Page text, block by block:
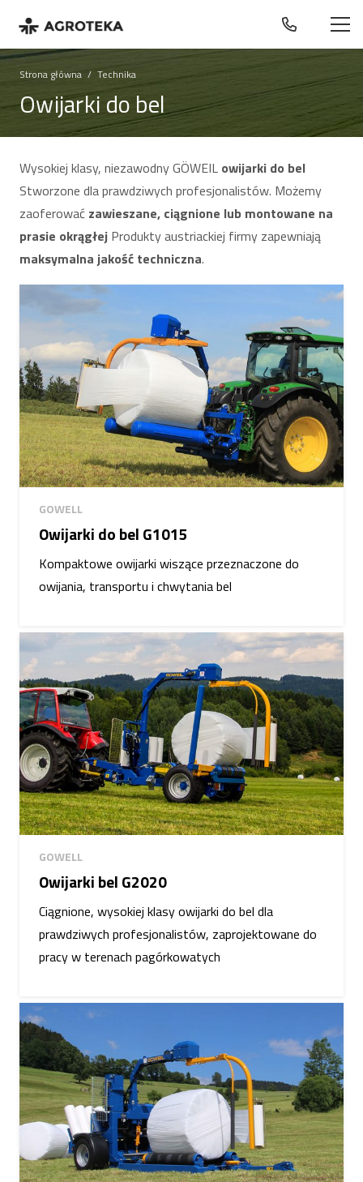
Strona główna / Technika
Owijarki do bel
Wysokiej klasy, niezawodny GÖWEIL owijarki do bel
Stworzone dla prawdziwych profesjonalistów. Możemy
zaoferować zawieszane, ciągnione lub montowane na
prasie okrągłej Produkty austriackiej firmy zapewniają
maksymalna jakość techniczna.
GOWELL
Owijarki do bel G1015
Kompaktowe owijarki wiszące przeznaczone do
owijania, transportu i chwytania bel
GOWELL
Owijarki bel G2020
Ciągnione, wysokiej klasy owijarki do bel dla
prawdziwych profesjonalistów, zaprojektowane do
pracy w terenach pagórkowatych